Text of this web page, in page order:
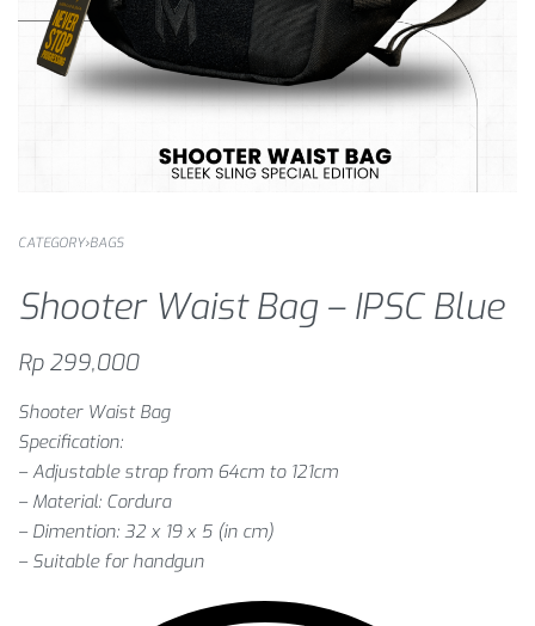
CATEGORY›BAGS
Shooter Waist Bag – IPSC Blue
Rp 299,000
Shooter Waist Bag
Specification:
– Adjustable strap from 64cm to 121cm
– Material: Cordura
– Dimention: 32 x 19 x 5 (in cm)
– Suitable for handgun